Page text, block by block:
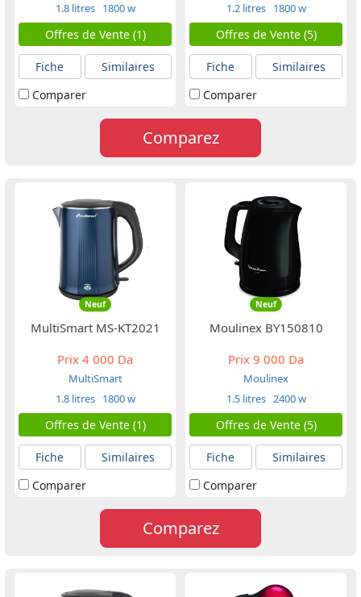
1.8 litres 1800 w
Offres de Vente (1)
Fiche
Similaires
Comparer
1.2 litres 1800 w
Offres de Vente (5)
Fiche
Similaires
Comparer
Comparez
Neuf
MultiSmart MS-KT2021
Prix 4 000 Da
MultiSmart
1.8 litres 1800 w
Offres de Vente (1)
Fiche
Similaires
Comparer
Neuf
Moulinex BY150810
Prix 9 000 Da
Moulinex
1.5 litres 2400 w
Offres de Vente (5)
Fiche
Similaires
Comparer
Comparez